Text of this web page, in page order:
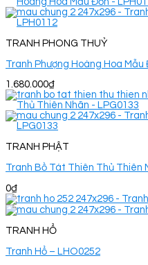
TRANH PHONG THUỶ
Tranh Phượng Hoàng Hoa Mẫu
1.680.000₫
TRANH PHẬT
Tranh Bồ Tát Thiên Thủ Thiên
0₫
TRANH HỔ
Tranh Hổ – LHO0252